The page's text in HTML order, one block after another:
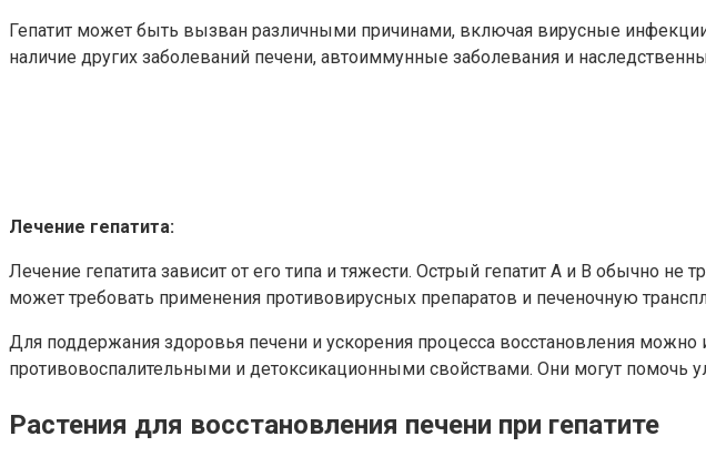
Гепатит может быть вызван различными причинами, включая вирусные инфекции
наличие других заболеваний печени, автоиммунные заболевания и
Лечение гепатита:
Лечение гепатита зависит от его типа и тяжести. Острый гепатит A и B обычно
может требовать применения противовирусных препаратов и печеночную
Для поддержания здоровья печени и ускорения процесса восстановления
противовоспалительными и детоксикационными свойствами. Они могут помочь
Растения для восстановления печени при гепатите